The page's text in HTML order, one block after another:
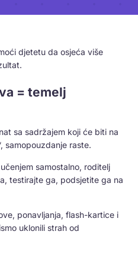
djetetu da osjeća više
= temelj
sa sadržajem koji će biti na
samopouzdanje raste.
samostalno, roditelj
testirajte ga, podsjetite ga na
ponavljanja, flash-kartice i
uklonili strah od